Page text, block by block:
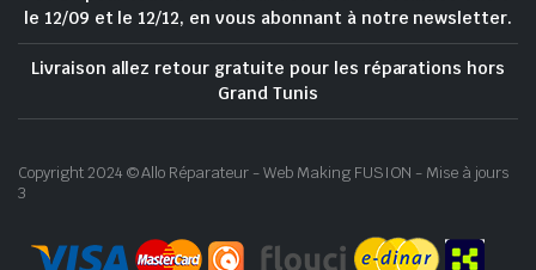
le 12/09 et le 12/12, en vous abonnant à notre newsletter.
Livraison allez retour gratuite pour les réparations hors
Grand Tunis
Copyright 2024 © Allo Réparateur - Web Making FUSION - Mise à jours
3